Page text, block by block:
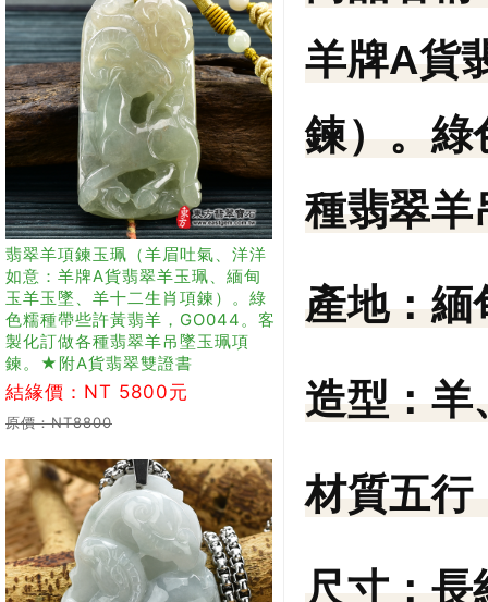
翡翠羊項鍊玉珮（羊眉吐氣、洋洋
如意：羊牌A貨翡翠羊玉珮、緬甸
玉羊玉墜、羊十二生肖項鍊）。綠
色糯種帶些許黃翡羊，GO044。客
製化訂做各種翡翠羊吊墜玉珮項
鍊。★附A貨翡翠雙證書
結緣價：NT 5800元
原價：NT8800
羊牌A貨
鍊）。綠
種翡翠
產地： 緬
造型： 羊
材質五行
尺寸： 長